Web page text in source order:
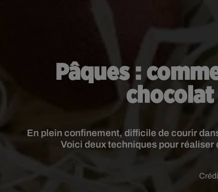
Pâques :
chocolat
En plein confinement, difficile de courir
Voici deux techniques pour réaliser